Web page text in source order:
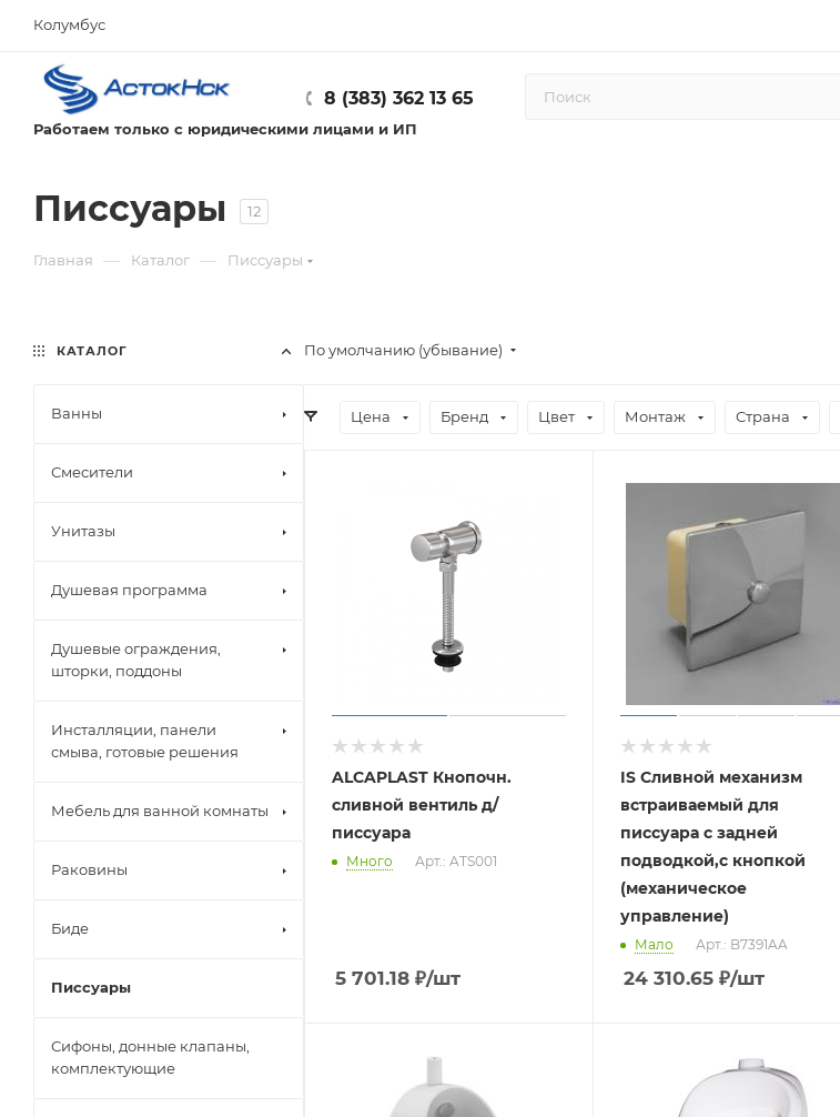
Колумбус
Работаем только с юридическими лицами и ИП
8 (383) 362 13 65
Писсуары 12
Главная — Каталог — Писсуары
По умолчанию (убывание)
Цена Бренд Цвет Монтаж Страна
ALCAPLAST Кнопочн.
сливной вентиль д/
писсуара
Много Арт.: ATS001
5 701.18 ₽/шт
IS Сливной механизм
встраиваемый для
писсуара с задней
подводкой,с кнопкой
(механическое
управление)
Мало Арт.: B7391AA
24 310.65₽/шт
КАТАЛОГ
Ванны
Смесители
Унитазы
Душевая программа
Душевые ограждения,
шторки, поддоны
Инсталляции, панели
смыва, готовые решения
Мебель для ванной комнаты
Раковины
Биде
Писсуары
Сифоны, донные клапаны,
комплектующие